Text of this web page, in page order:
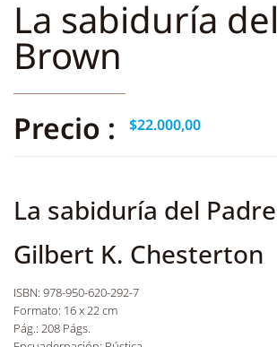
La sabiduría
Brown
Precio : $22.000,00
La sabiduría del
Gilbert K. Chesterton
ISBN: 978-950-620-292-7
Formato: 16 x 22 cm
Pág.: 208 Págs.